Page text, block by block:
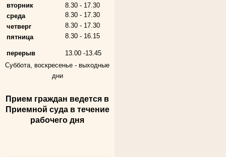
Андрющенкова Тамара Ивановна
Труженица тыла в годы
Великой Отечественной войны
Судья Белгородского областного суда
вторник
8.30 - 17.30
среда
8.30 - 17.30
четверг
8.30 - 17.30
пятница
8.30 - 16.15
перерыв
13.00 -13.45
Суббота, воскресенье - выходные
дни
Прием граждан ведется в
Приемной суда в течение
рабочего дня